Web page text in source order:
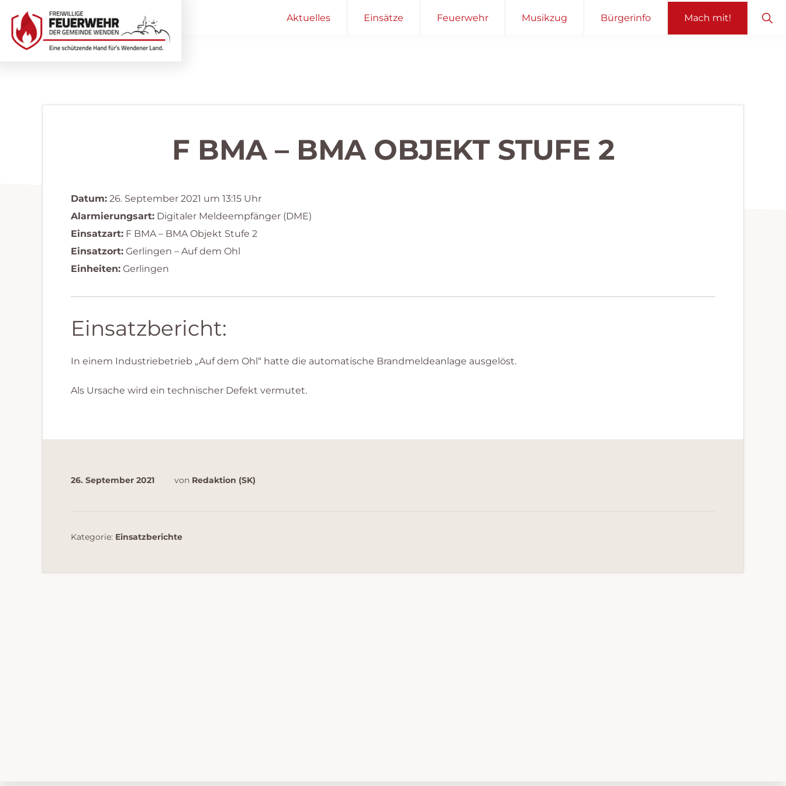
Hauptnavigation
springen
Inhalt
springen
Aktuelles Einsätze Feuerwehr Musikzug Bürgerinfo Mach mit!
F BMA – BMA OBJEKT STUFE 2
Datum: 26. September 2021 um 13:15 Uhr
Alarmierungsart: Digitaler Meldeempfänger (DME)
Einsatzart: F BMA – BMA Objekt Stufe 2
Einsatzort: Gerlingen – Auf dem Ohl
Einheiten: Gerlingen
Einsatzbericht:
In einem Industriebetrieb „Auf dem Ohl“ hatte die automatische Brandmeldeanlage ausgelöst.
Als Ursache wird ein technischer Defekt vermutet.
26. September 2021 von Redaktion (SK)
Kategorie: Einsatzberichte